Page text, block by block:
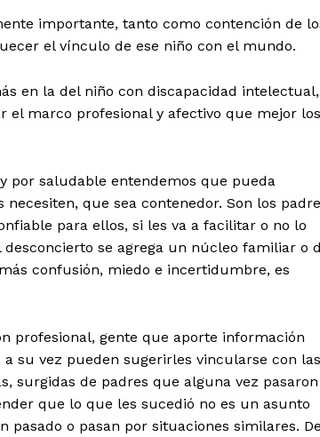
importante, tanto como contención de
el vínculo de ese niño con el mundo.
en la del niño con discapacidad intelectual,
el marco profesional y afectivo que mejor los
por saludable entendemos que pueda
que sea contenedor. Son los
para ellos, si les va a facilitar o no lo
se agrega un núcleo familiar o
confusión, miedo e incertidumbre, es
profesional, gente que aporte información
su vez pueden sugerirles vincularse con las
surgidas de padres que alguna vez pasaron
que lo que les sucedió no es un asunto
pasado o pasan por situaciones similares. De